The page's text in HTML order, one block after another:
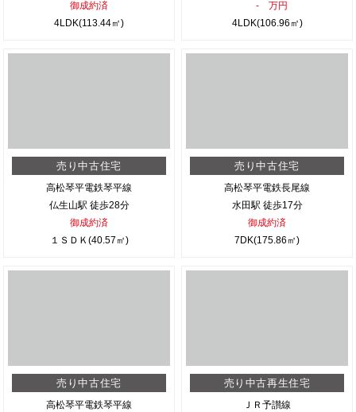
御成約済
4LDK(113.44㎡)
- 万円
4LDK(106.96㎡)
売り中古住宅
高松琴平電鉄琴平線
仏生山駅 徒歩28分
御成約済
１ＳＤＫ(40.57㎡)
売り中古住宅
高松琴平電鉄長尾線
水田駅 徒歩17分
御成約済
7DK(175.86㎡)
売り中古住宅
高松琴平電鉄琴平線
売り中古再生住宅
ＪＲ予讃線